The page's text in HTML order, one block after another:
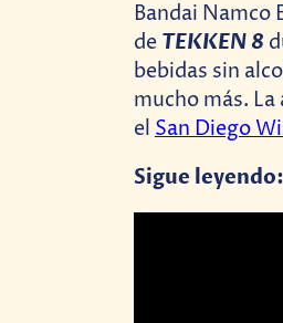
Bandai
de TEKKEN 8
bebidas sin
mucho más.
el San Diego
Sigue leyendo: